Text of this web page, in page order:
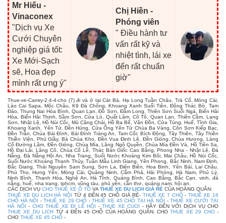
Mr Hiếu -
Vinaconex
"Dịch vụ Xe
Cưới Chuyên
nghiệp giá tốt:
Xe Mới-Sạch
sẽ, Hoa đẹp
mình rất ưng ý"
Chị Hiền -
Phóng viên
" Điều hành tư
vấn rất kỹ và
nhiệt tình, lái xe
đến rất chuẩn
giờ"
Thue-xe-Camry-2.4-4-cho (7) đi và ở tại Cát Bà, Hạ Long Tuần Châu, Trà Cổ, Móng Cái,
Lào Cai Sapa, Mộc Châu, K9 Đá Chông, Khoang Xanh Suối Tiên, Động Thác Bờ, Tam
Đảo, Thung Nai Hòa Bình, Quan Lạn, Đồ Sơn, Đầm Long, Thiên Sơn Suối Ngà, Biển Hải
Hòa, Biển Hải Thịnh, Sầm Sơn, Cửa Lò, Quất Lâm, Cô Tô, Quan Lạn, Thiên Cầm, Lạng
Sơn, Nhật Lệ, Hồ Núi Cốc, Mù Căng Chải, Hồ Ba Bể, Vân Đồn, Cửa Tùng, Huế, Tĩnh Gia,
Khoang Xanh, Yên Tử, Đền Hùng, Cửa Ông Yên Tử Chùa Ba Vàng, Côn Sơn Kiếp Bạc,
Đền Trần, Chùa Bái Đính, Bái Đính Tràng An, Tam Cốc Bích Động, Tây Thiên, Tây Thiên
Thiền Viện, Phủ Giầy, Bà Chúa Kho, Đền Vua Đinh Lê, Đền Gióng, Chùa Hương, Làng
Cổ Đường Lâm, Đền Gióng, Chùa Mía, Lăng Ngô Quyền, Chùa Mía Đền Và, Hồ Tiên Sa,
Hồ Đại Lải, Lăng Cô, Chùa Cổ Lễ, Thác Bản Giốc Cao Bằng, Phong Nha - Nhật Lệ, Đà
Nẵng, Đà Nẵng Hội An, Nha Trang, Suối Nước Khoáng Kim Bôi, Mai Châu, Hồ Núi Cốc,
Suối Nước Khoáng Thanh Thủy, Tuần Mẫu Linh Giang, Yên Phong, Bắc Ninh, Nam Định,
Bắc Giang, Thái Nguyên Sam Sung, Sơn La, Điện Biên, Hoa Binh, Yên Bái, Lai Châu,
Phú Thọ, Hưng Yên, Móng Cái, Quảng Ninh, Cẩm Phả, Hải Phòng, Hà Nam, Phủ Lý,
Ninh Bình, Thanh Hóa, Nghệ An, Hà Tĩnh, Quảng Bình, Cao Bằng, Bắc Cạn, vinh, đà
nẵng, huế, nha trang, tphcm, vũng tàu, phú yên, cần thơ, quảng nam, hội an.
CÁC DỊCH VỤ CHO THUÊ XE Ô TÔ VA THUÊ XE DU LỊCH GIÁ RẺ CỦA HOÀNG QUÂN:
THUÊ XE DU LỊCH HÀ NỘI TỪ 4 ĐẾN 45 CHỖ GIÁ RẺ- THUÊ XE 7 CHỖ- THUÊ XE 16
CHỖ HÀ NỘI -THUÊ XE 29 CHỖ -THUÊ XE 45 CHỖ TẠI HÀ NỘI -THUÊ XE CƯỚI TẠI
HÀ NỘI - CHO THUÊ XE ĐI LỄ HỘI -THUE XE CUOI - HÃY ĐẾN VỚI DỊCH VỤ CHO
THUE XE DU LICH TỪ 4 ĐẾN 45 CHỖ CỦA HOÀNG QUÂN: CHOTHUE XE 29 CHO-
CHO THUÊ XE 45 CHỖ -